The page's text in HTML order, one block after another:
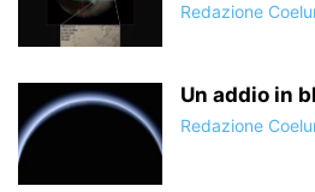
Redazione
Un addio in
Redazione